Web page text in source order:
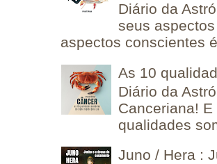
Diário da
seus
aspectos conscientes
As 10
Diário da
Canceriana!
qualidades
Juno / Hera :